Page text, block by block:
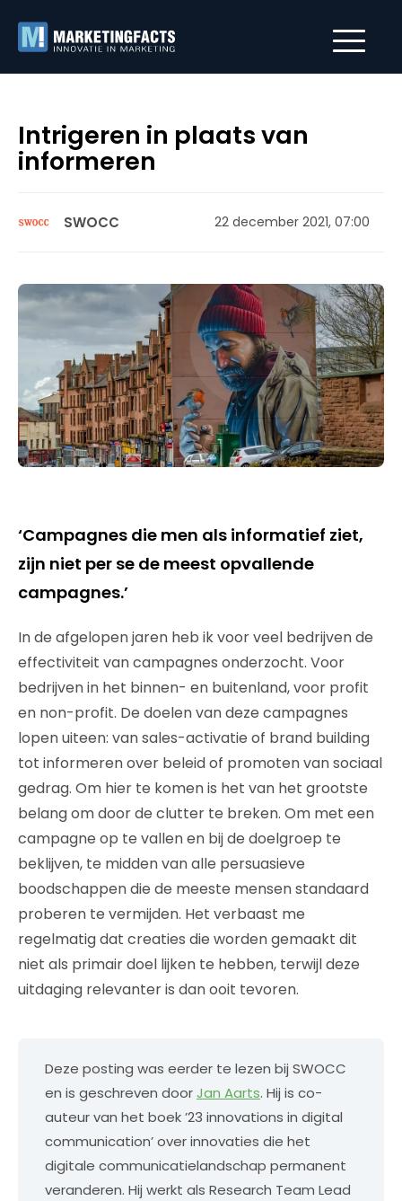
Intrigeren in plaats van
informeren
SWOCC 22 december 2021, 07:00
‘Campagnes die men als informatief ziet,
zijn niet per se de meest opvallende
campagnes.’
In de afgelopen jaren heb ik voor veel bedrijven de
effectiviteit van campagnes onderzocht. Voor
bedrijven in het binnen- en buitenland, voor profit
en non-profit. De doelen van deze campagnes
lopen uiteen: van sales-activatie of brand building
tot informeren over beleid of promoten van sociaal
gedrag. Om hier te komen is het van het grootste
belang om door de clutter te breken. Om met een
campagne op te vallen en bij de doelgroep te
beklijven, te midden van alle persuasieve
boodschappen die de meeste mensen standaard
proberen te vermijden. Het verbaast me
regelmatig dat creaties die worden gemaakt dit
niet als primair doel lijken te hebben, terwijl deze
uitdaging relevanter is dan ooit tevoren.
Deze posting was eerder te lezen bij SWOCC
en is geschreven doorJan Aarts. Hij is co-
auteur van het boek ’23 innovations in digital
communication’ over innovaties die het
digitale communicatielandschap permanent
veranderen. Hij werkt als Research Team Lead